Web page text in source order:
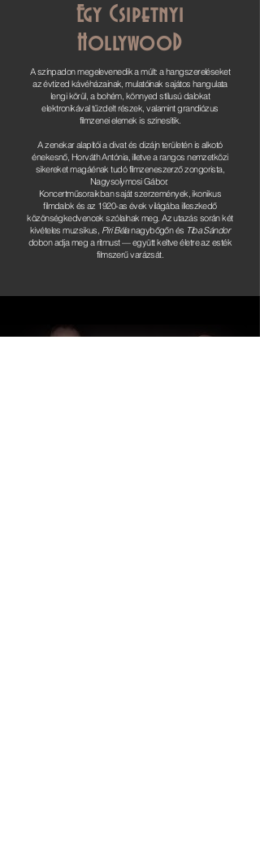
Egy Csipetnyi
HollywooD
​​​​​​​​​​​​​A színpadon megelevenedik a múlt: ​a hangszereléseket
az évtized kávéházainak, mulatóinak sajátos hangulata
lengi körül, a bohém, könnyed stílusú dalokat
elektronikával tűzdelt részek, valamint grandiózus
filmzenei elemek is színesítik.
A zenekar alapítói a divat és dizájn területén is alkotó
énekesnő, Horváth Antónia, illetve a rangos nemzetközi
sikereket magáénak tudó filmzeneszerző zongorista,
Nagysolymosi Gábor.
Koncertműsoraikban saját szerzemények, ikonikus
filmdalok és az 1920-as évek világába illeszkedő
közönségkedvencek szólalnak meg.Az utazás során két
kivételes muzsikus, Piri Bélanagybőgőn és Tiba Sándor
dobon adja meg a ritmust — együtt keltve életre az esték
filmszerű varázsát.